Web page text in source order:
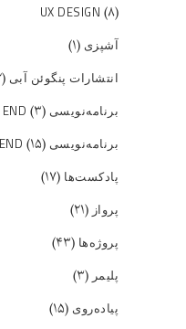
UX DESIGN (۸)
آشپزی (۱)
انتشارات پنگوئن آبی (۲)
برنامه‌نویسی BACK END (۳)
برنامه‌نویسی FRONT END (۱۵)
پادکست‌ها (۱۷)
پرواز (۲۱)
پروژه‌ها (۴۳)
پلیمر (۳)
پیاده‌روی (۱۵)